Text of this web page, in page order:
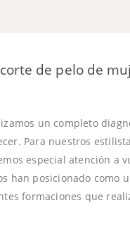
de pelo de
un completo
Para nuestros
especial atención a
han posicionado como
formaciones que